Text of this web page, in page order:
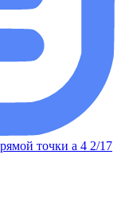
точки а 4 2/17